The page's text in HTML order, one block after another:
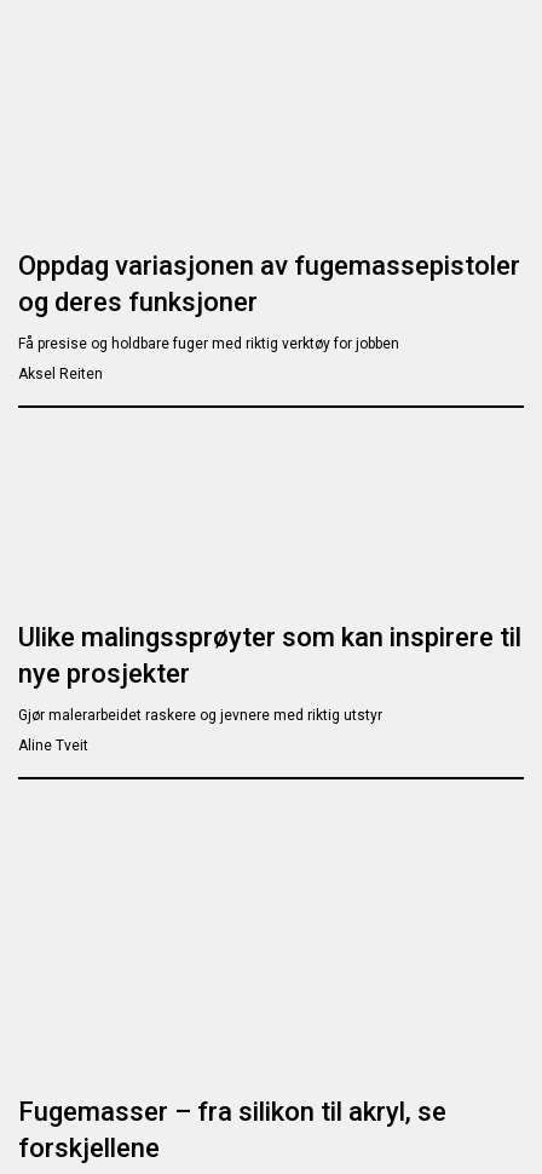
Oppdag variasjonen av fugemassepistoler
og deres funksjoner
Få presise og holdbare fuger med riktig verktøy for jobben
Aksel Reiten
Ulike malingssprøyter som kan inspirere til
nye prosjekter
Gjør malerarbeidet raskere og jevnere med riktig utstyr
Aline Tveit
Fugemasser – fra silikon til akryl, se
forskjellene